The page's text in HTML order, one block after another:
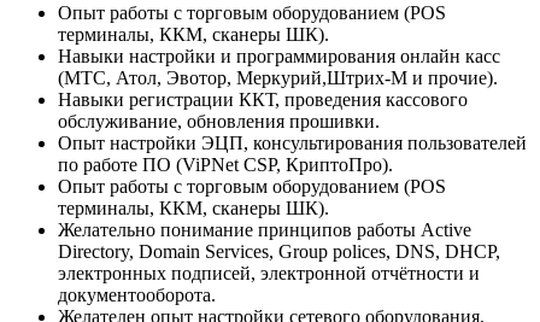
Опыт работы с торговым оборудованием (POS
терминалы, ККМ, сканеры ШК).
Навыки настройки и программирования онлайн касс
(МТС, Атол, Эвотор, Меркурий,Штрих-М и прочие).
Навыки регистрации ККТ, проведения кассового
обслуживание, обновления прошивки.
Опыт настройки ЭЦП, консультирования пользователей
по работе ПО (ViPNet CSP, КриптоПро).
Опыт работы с торговым оборудованием (POS
терминалы, ККМ, сканеры ШК).
Желательно понимание принципов работы Active
Directory, Domain Services, Group polices, DNS, DHCP,
электронных подписей, электронной отчётности и
документооборота.
Желателен опыт настройки сетевого оборудования,